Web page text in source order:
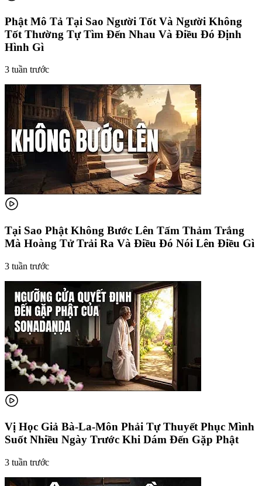
Phật Mô Tả Tại Sao Người Tốt Và Người Không
Tốt Thường Tự Tìm Đến Nhau Và Điều Đó Định
Hình Gì
3 tuần trước
Tại Sao Phật Không Bước Lên Tấm Thảm Trắng
Mà Hoàng Tử Trải Ra Và Điều Đó Nói Lên Điều Gì
3 tuần trước
Vị Học Giả Bà-La-Môn Phải Tự Thuyết Phục Mình
Suốt Nhiều Ngày Trước Khi Dám Đến Gặp Phật
3 tuần trước